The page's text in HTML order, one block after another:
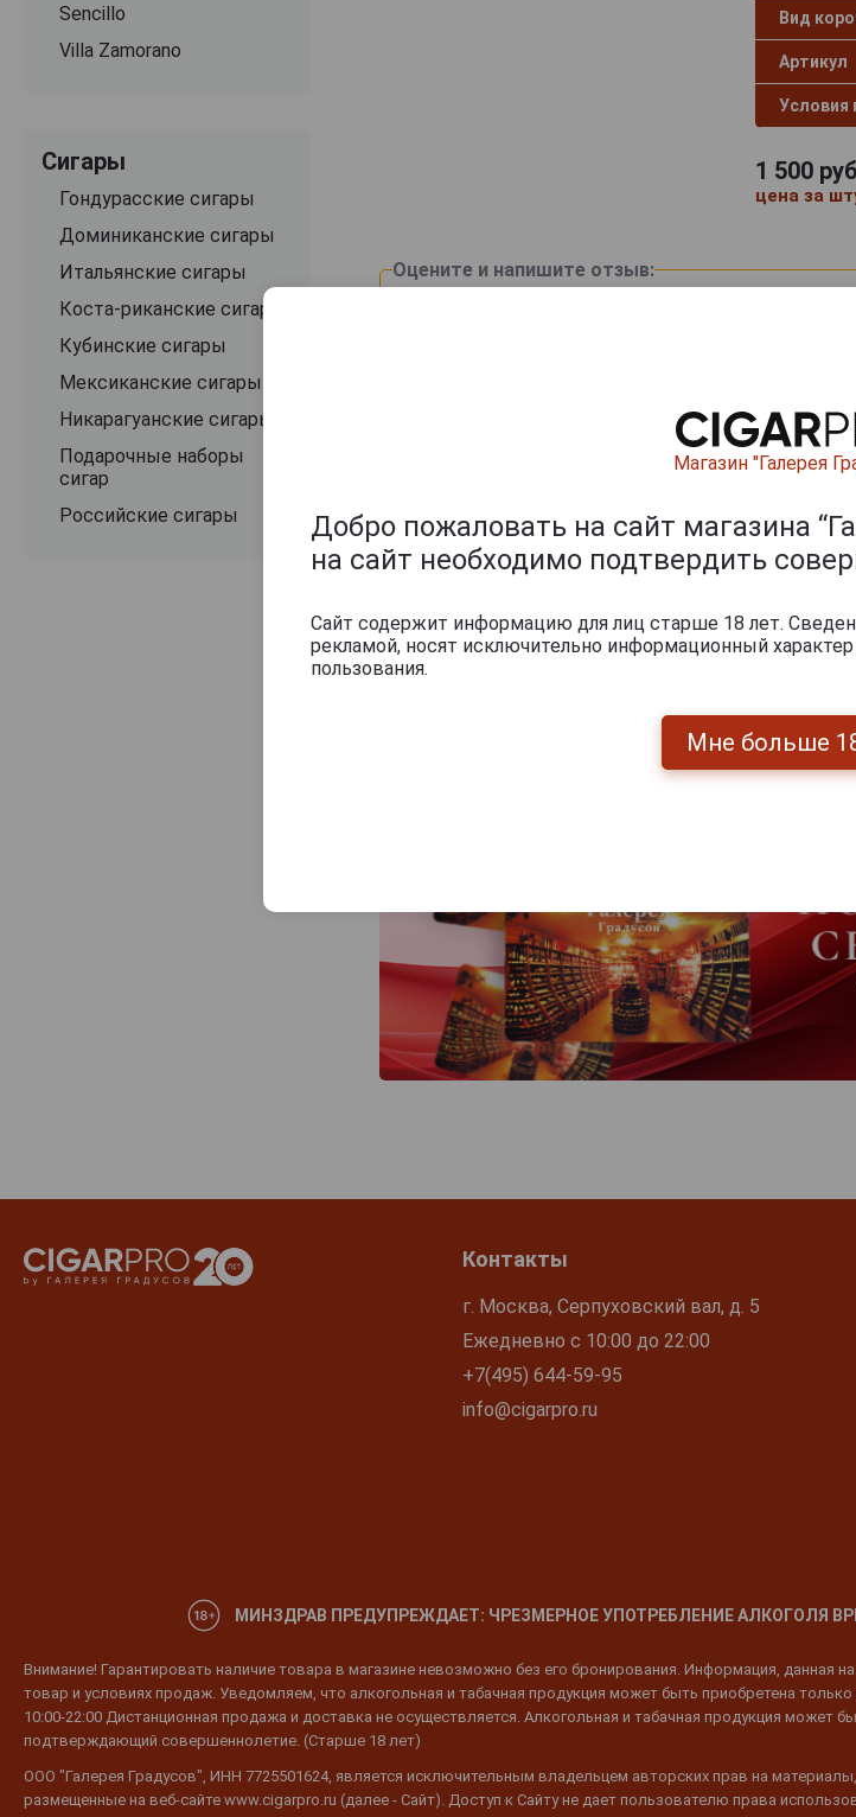
Sencillo
Villa Zamorano
Сигары
Гондурасские сигары
Доминиканские сигары
Итальянские сигары
Коста-риканские сигары
Кубинские сигары
Мексиканские сигары
Никарагуанские сигары
Подарочные наборы
сигар
Российские сигары
Вид
Артикул
Условия
1 500
цена за
Оцените и напишите отзыв:
Контакты
г. Москва, Серпуховский вал, д. 5
Ежедневно с 10:00 до 22:00
+7(495) 644-59-95
info@cigarpro.ru
МИНЗДРАВ ПРЕДУПРЕЖДАЕТ: ЧРЕЗМЕРНОЕ УПОТРЕБЛЕНИЕ АЛКОГОЛЯ
Внимание! Гарантировать наличие товара в магазине невозможно без его бронирования. Информация, данная
товар и условиях продаж. Уведомляем, что алкогольная и табачная продукция может быть приобретена
10:00-22:00 Дистанционная продажа и доставка не осуществляется. Алкогольная и табачная продукция может
подтверждающий совершеннолетие. (Старше 18 лет)
ООО "Галерея Градусов", ИНН 7725501624, является исключительным владельцем авторских прав на
размещенные на веб-сайте www.cigarpro.ru (далее - Сайт). Доступ к Сайту не дает пользователю права
Магазин "Галерея
Добро пожаловать на сайт магазина
на сайт необходимо подтвердить
Сайт содержит информацию для лиц старше 18 лет.
рекламой, носят исключительно информационный
пользования.
Мне больше